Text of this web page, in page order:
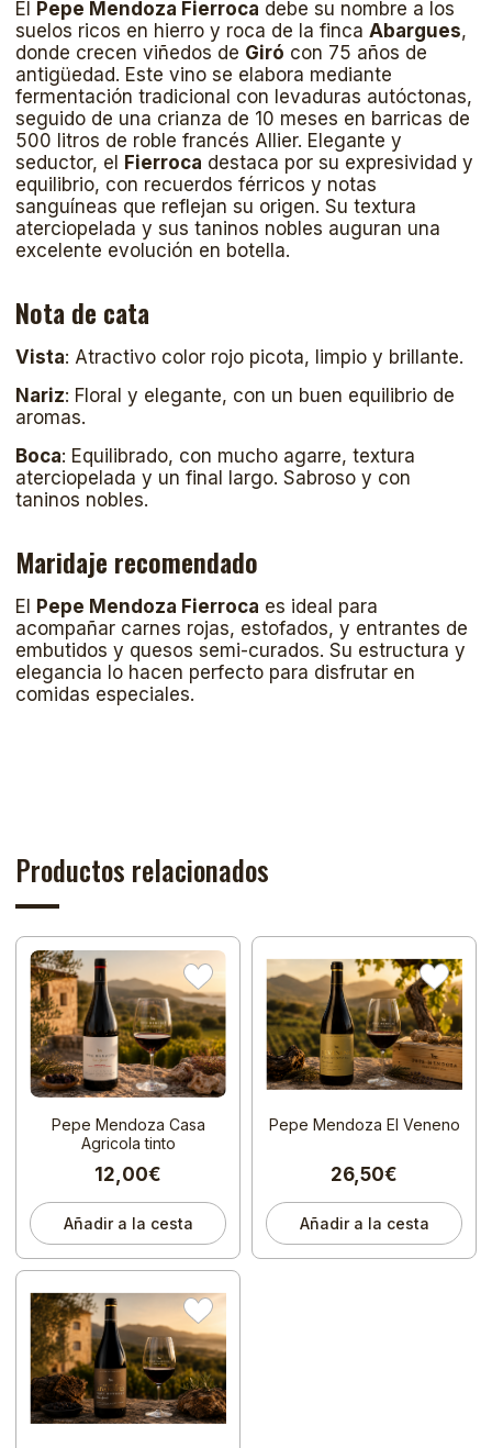
El Pepe Mendoza Fierroca debe su nombre a los
suelos ricos en hierro y roca de la finca Abargues,
donde crecen viñedos de Giró con 75 años de
antigüedad. Este vino se elabora mediante
fermentación tradicional con levaduras autóctonas,
seguido de una crianza de 10 meses en barricas de
500 litros de roble francés Allier. Elegante y
seductor, el
Fierroca destaca por su expresividad y
equilibrio, con recuerdos férricos y notas
sanguíneas que reflejan su origen. Su textura
aterciopelada y sus taninos nobles auguran una
excelente evolución en botella.
Nota de cata
Vista: Atractivo color rojo picota, limpio y brillante.
Nariz: Floral y elegante, con un buen equilibrio de
aromas.
Boca: Equilibrado, con mucho agarre, textura
aterciopelada y un final largo. Sabroso y con
taninos nobles.
Maridaje recomendado
El Pepe Mendoza Fierroca es ideal para
acompañar carnes rojas, estofados, y entrantes de
embutidos y quesos semi-curados. Su estructura y
elegancia lo hacen perfecto para disfrutar en
comidas especiales.
Productos relacionados
Pepe Mendoza Casa
Agricola tinto
12,00€
Añadir a la cesta
Pepe Mendoza El Veneno
26,50€
Añadir a la cesta